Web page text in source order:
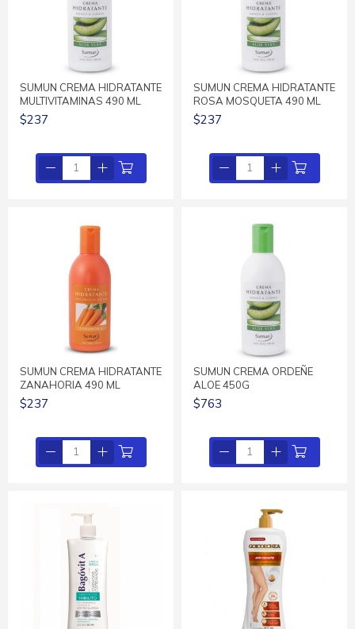
SUMUN CREMA HIDRATANTE
MULTIVITAMINAS 490 ML
$237
SUMUN CREMA HIDRATANTE
ROSA MOSQUETA 490 ML
$237
SUMUN CREMA HIDRATANTE
ZANAHORIA 490 ML
$237
SUMUN CREMA ORDEÑE
ALOE 450G
$763